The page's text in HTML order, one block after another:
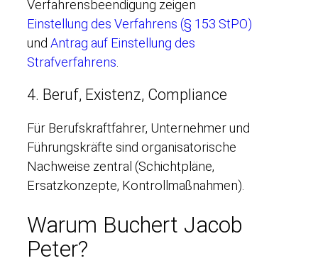
Verfahrensbeendigung zeigen
Einstellung des Verfahrens (§ 153 StPO)
und Antrag auf Einstellung des
Strafverfahrens
4. Beruf, Existenz, Compliance
Für Berufskraftfahrer, Unternehmer und
Führungskräfte sind organisatorische
Nachweise zentral (Schichtpläne,
Ersatzkonzepte, Kontrollmaßnahmen).
Warum Buchert Jacob
Peter?